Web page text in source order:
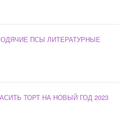
ПСЫ ЛИТЕРАТУРНЫЕ
ТОРТ НА НОВЫЙ ГОД 2023